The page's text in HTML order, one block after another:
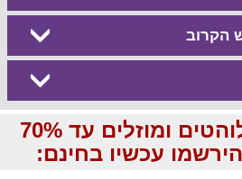
הקרוב
קבלו מבצעים לוהטים ומוזלים עד 70%
עכשיו בחינם: